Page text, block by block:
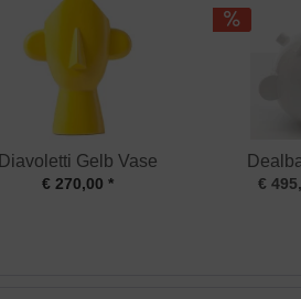
Diavoletti Gelb Vase
€ 270,00 * €